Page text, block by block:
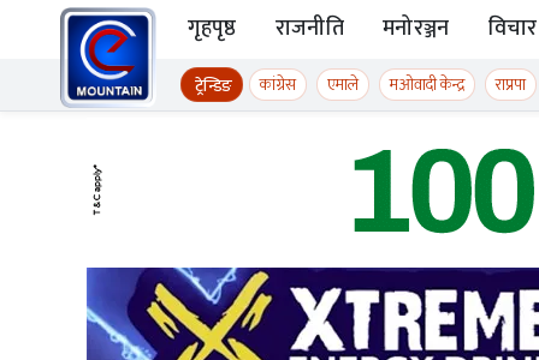
Skip to content
ईमाउण्टेन समाचार
गृहपृष्ठ राजनीति मनोरञ्जन विचार
ट्रेन्डिङ कांग्रेस एमाले मओवादी केन्द्र राप्रपा